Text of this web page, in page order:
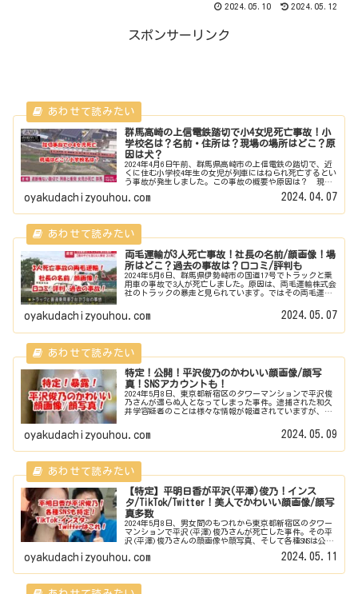
2024.05.10 2024.05.12
スポンサーリンク
群馬高崎の上信電鉄踏切で小4女児死亡事故！小
学校名は？名前・住所は？現場の場所はどこ？原
因は犬？
2024年4月6日午前、群馬県高崎市の上信電鉄の踏切で、近
くに住む小学校4年生の女児が列車にはねられ死亡するとい
う事故が発生しました。この事故の概要や原因は？ 現場
は？ どこの小学校？小学校名...
oyakudachizyouhou.com 2024.04.07
両毛運輸が3人死亡事故！社長の名前/顔画像！場
所はどこ？過去の事故は？口コミ/評判も
2024年5月6日、群馬県伊勢崎市の国道17号でトラックと乗
用車の事故で3人が死亡しました。原因は、両毛運輸株式会
社のトラックの暴走と見られています。ではその両毛運輸
oyakudachizyouhou.com 2024.05.07
特定！公開！平沢俊乃のかわいい顔画像/顔写
真！SNSアカウントも！
2024年5月8日、東京都新宿区のタワーマンションで平沢俊
乃さんが還らぬ人となってしまった事件。逮捕された和久
井学容疑者のことは様々な情報が報道されていますが、犠
oyakudachizyouhou.com 2024.05.09
【特定】平明日香が平沢(平澤)俊乃！インス
タ/TikTok/Twitter！美人でかわいい顔画像/顔写
真多数
2024年5月8日、男女間のもつれから東京都新宿区のタワー
マンションで平沢(平澤)俊乃さんが死亡した事件。その平
沢(平澤)俊乃さんの顔画像や顔写真、そして各種SNSは公開
した。平沢(平澤)...
oyakudachizyouhou.com 2024.05.11